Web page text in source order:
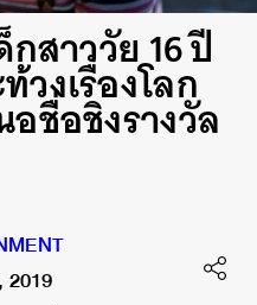
กสาววัย 16 ปี
วงเรื่องโลก
ชื่อชิงรางวัล
2019